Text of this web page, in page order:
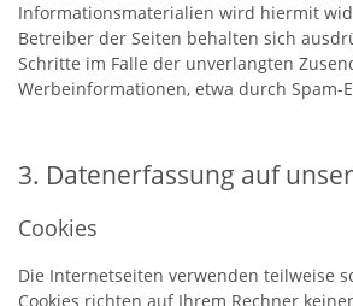
Informationsmaterialien wird hiermit
Betreiber der Seiten behalten sich
Schritte im Falle der unverlangten
Werbeinformationen, etwa durch Spam-
3. Datenerfassung auf
Cookies
Die Internetseiten verwenden teilweise
Cookies richten auf Ihrem Rechner